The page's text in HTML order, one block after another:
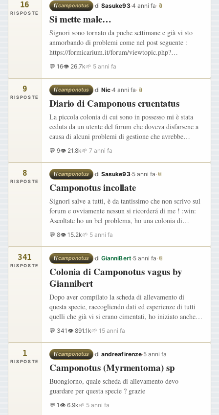
16
RISPOSTE
f/camponotus ·diSasuke93·4 anni fa·📎
Si mette male…
Signori sono tornato da poche settimane e già vi sto
anmorbando di problemi come nel post seguente :
https://formicarium.it/forum/viewtopic.php?
f=9&t=17241" onclick="window.open(this.href);return
false; Sono qui a…
💬 16👁 26.7k🌱 5 anni fa
9
RISPOSTE
f/camponotus ·diNic·4 anni fa· 📎
Diario di Camponous cruentatus
La piccola colonia di cui sono in possesso mi è stata
ceduta da un utente del forum che doveva disfarsene a
causa di alcuni problemi di gestione che avrebbe
altrimenti comportato mantenerle, quindi mi sono
proposto di…
💬 9👁 21.8k🌱 7 anni fa
8
RISPOSTE
f/camponotus ·diSasuke93·5 anni fa·📎
Camponotus incollate
Signori salve a tutti, è da tantissimo che non scrivo sul
forum e ovviamente nessun si ricorderá di me ! :win:
Ascoltate ho un bel problema, ho una colonia di
Camponotus cruentatus in arena con circa 30-40
operaie…
💬 8👁 15.2k🌱 5 anni fa
341
RISPOSTE
f/camponotus ·diGianniBert·5 anni fa·📎
Colonia di Camponotus vagus by
Giannibert
Dopo aver compilato la scheda di allevamento di
questa specie, raccogliendo dati ed esperienze di tutti
quelli che già vi si erano cimentati, ho iniziato anche io
un diario di quelle che erano le formiche che cercai
di…
💬 341 👁 891.1k🌱 15 anni fa
1
RISPOSTE
f/camponotus ·diandreafirenze·5 anni fa
Camponotus (Myrmentoma) sp
Buongiorno, quale scheda di allevamento devo
guardare per questa specie ? grazie
💬 1 👁 6.9k🌱 5 anni fa